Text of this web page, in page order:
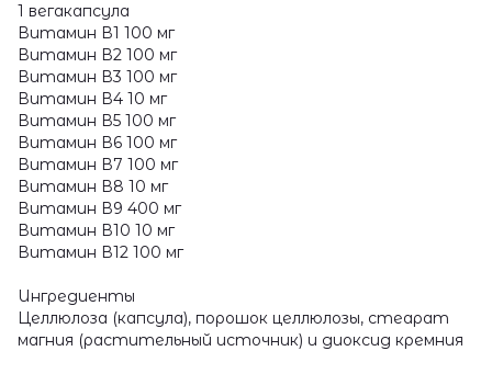
1 вегакапсула
Витамин В1 100 мг
Витамин В2 100 мг
Витамин В3 100 мг
Витамин В4 10 мг
Витамин В5 100 мг
Витамин В6 100 мг
Витамин В7 100 мг
Витамин В8 10 мг
Витамин В9 400 мг
Витамин В10 10 мг
Витамин В12 100 мг
Ингредиенты
Целлюлоза (капсула), порошок целлюлозы, стеарат
магния (растительный источник) и диоксид кремния